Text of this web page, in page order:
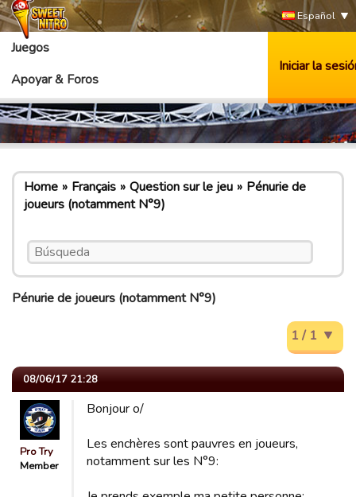
Español
Juegos
Apoyar & Foros
Iniciar la
Home Français Question sur le jeu
Pénurie de
joueurs (notamment N°9)
Pénurie de joueurs (notamment N°9)
1 / 1
08/06/17 21:28
Pro Try
Member
Bonjour o/
Les enchères sont pauvres en joueurs,
notamment sur les N°9: